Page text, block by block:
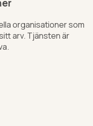
organisationer som
arv. Tjänsten är